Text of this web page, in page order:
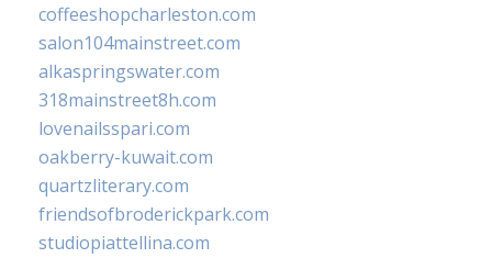
coffeeshopcharleston.com
salon104mainstreet.com
alkaspringswater.com
318mainstreet8h.com
lovenailsspari.com
oakberry-kuwait.com
quartzliterary.com
friendsofbroderickpark.com
studiopiattellina.com